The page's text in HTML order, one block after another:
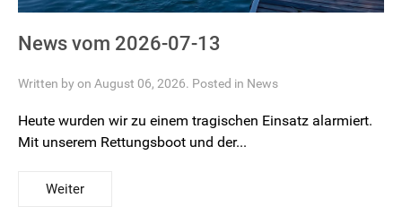
News vom 2026-07-13
Written by on August 06, 2026. Posted in News
Heute wurden wir zu einem tragischen Einsatz alarmiert.
Mit unserem Rettungsboot und der...
Weiter